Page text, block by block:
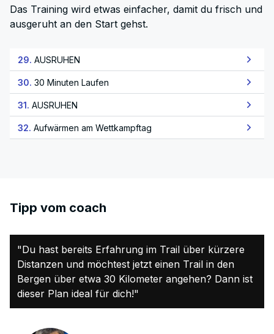
Das Training wird etwas einfacher, damit du frisch und
ausgeruht an den Start gehst.
29. AUSRUHEN
30. 30 Minuten Laufen
31. AUSRUHEN
32. Aufwärmen am Wettkampftag
Tipp vom coach
"Du hast bereits Erfahrung im Trail über kürzere
Distanzen und möchtest jetzt einen Trail in den
Bergen über etwa 30 Kilometer angehen? Dann ist
dieser Plan ideal für dich!"